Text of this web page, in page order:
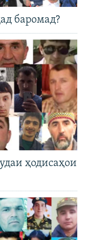
баромад?
ҳодисаҳои